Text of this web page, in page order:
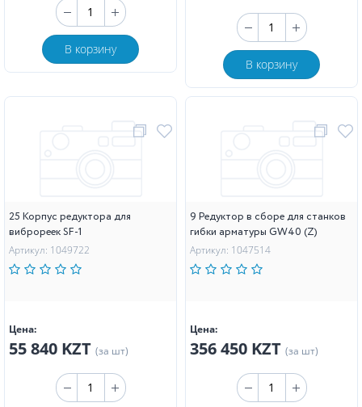
В корзину
В корзину
25 Корпус редуктора для
виброреек SF-1
Артикул: 1049722
Цена:
55 840 KZT (за шт)
9 Редуктор в сборе для станков
гибки арматуры GW40 (Z)
Артикул: 1047514
Цена:
356 450 KZT (за шт)